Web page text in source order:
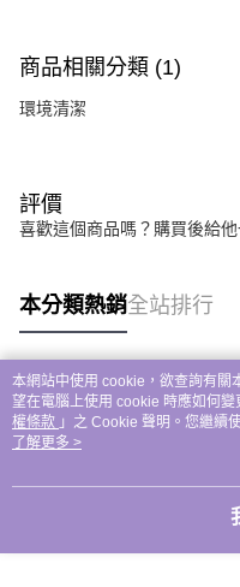
商品相關分類 (1)
環境清潔
評價
喜歡這個商品嗎？購買後給
本分類熱銷全站排行
熱門標籤
本網站中使用 cookie，欲查詢有關
望在電腦上使用 cookie 時應如何
權條款 」之 Cookie 聲明。您繼續
用條款之 Cookie 聲明使用 cookie。
了解更多 >